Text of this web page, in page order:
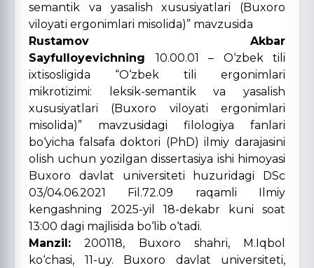
semantik va yasalish xususiyatlari (Buxoro
viloyati ergonimlari misolida)” mavzusida
Rustamov Akbar
Sayfulloyevichning 10.00.01 – O‘zbek tili
ixtisosligida “O‘zbek tili ergonimlari
mikrotizimi: leksik-semantik va yasalish
xususiyatlari (Buxoro viloyati ergonimlari
misolida)” mavzusidagi filologiya fanlari
bo‘yicha falsafa doktori (PhD) ilmiy darajasini
olish uchun yozilgan dissertasiya ishi himoyasi
Buxoro davlat universiteti huzuridagi DSc
03/04.06.2021 Fil.72.09 raqamli Ilmiy
kengashning 2025-yil 18-dekabr kuni soat
13:00 dagi majlisida bo‘lib o‘tadi.
Manzil: 200118, Buxoro shahri, M.Iqbol
ko‘chasi, 11-uy. Buxoro davlat universiteti,